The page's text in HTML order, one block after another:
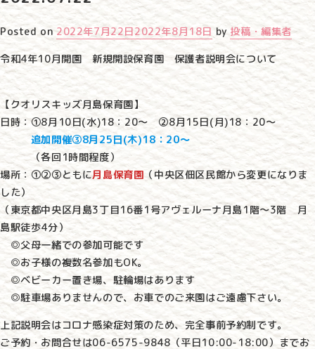
Posted on2022年7月22日2022年8月18日 by 投稿・編集者
令和4年10月開園 新規開設保育園 保護者説明会について
【クオリスキッズ月島保育園】
日時：①8月10日(水)18：20～ ②8月15日(月)18：20～
追加開催③8月25日(木)18：20～
（各回1時間程度）
場所：①②③ともに月島保育園（中央区佃区民館から変更になりま
した）
（東京都中央区月島3丁目16番1号アヴェルーナ月島1階～3階 月
島駅徒歩4分）
◎父母一緒での参加可能です
◎お子様の複数名参加もOK。
◎ベビーカー置き場、駐輪場はあります
◎駐車場ありませんので、お車でのご来園はご遠慮下さい。
上記説明会はコロナ感染症対策のため、完全事前予約制です。
ご予約・お問合せは06-6575-9848（平日10:00-18:00）までお